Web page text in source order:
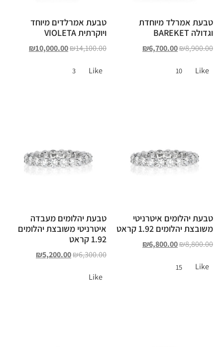
טבעת אמרלד מיוחדת
וגדולה BAREKET
₪8,900.00
₪6,700.00
Like
10
טבעת אמרלדים מיוחד
ויוקרתית VIOLETA
₪14,100.00
₪10,000.00
Like
3
טבעת יהלומים איטרניטי
משובצת יהלומים 1.92 קראט
₪8,800.00
₪6,800.00
Like
15
טבעת יהלומים מעבדה
איטרניטי משובצת יהלומים
1.92 קראט
₪6,300.00
₪5,200.00
Like